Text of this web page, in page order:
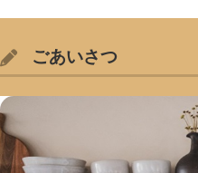
ごあいさつ